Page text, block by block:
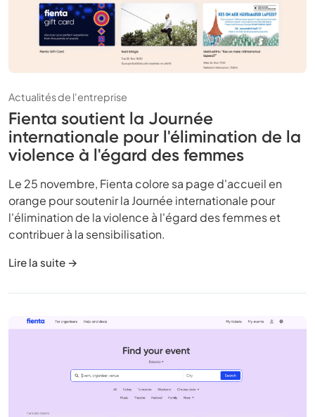
Actualités de l'entreprise
Fienta soutient la Journée
internationale pour l'élimination de la
violence à l'égard des femmes
Le 25 novembre, Fienta colore sa page d'accueil en
orange pour soutenir la Journée internationale pour
l'élimination de la violence à l'égard des femmes et
contribuer à la sensibilisation.
Lire la suite →